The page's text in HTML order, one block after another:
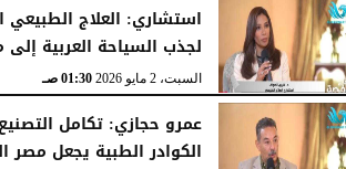
الأحد، 10 مايو 2026 07:52 صـ
​استشاري: العلاج الطبيعي
لجذب السياحة العربية
السبت، 2 مايو 2026 01:30 صـ
عمرو حجازي: تكامل
الكوادر الطبية يجعل مصر